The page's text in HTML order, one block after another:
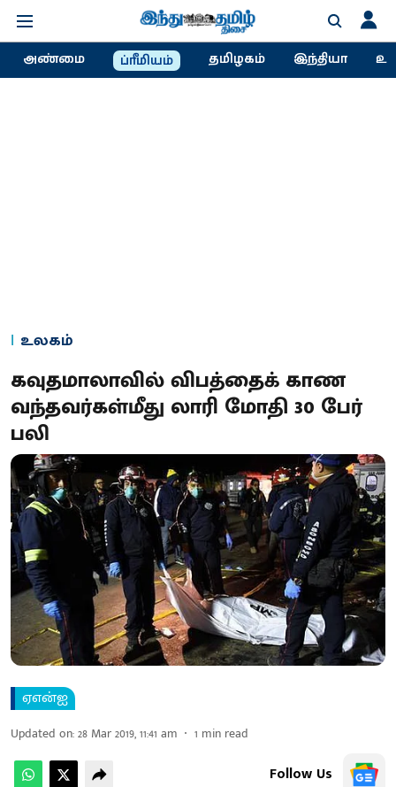
அண்மை ப்ரீமியம் தமிழகம் இந்தியா
உலகம்
கவுதமாலாவில் விபத்தைக் காண
வந்தவர்கள்மீது லாரி மோதி 30 பேர்
பலி
ஏஎன்ஐ
Updated on:28 Mar 2019, 11:41 am 1 min read
Follow Us